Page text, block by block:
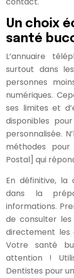
Un choix
santé
L’annuaire
surtout dans
personnes
numériques.
ses limites et
disponibles
personnalisée.
méthodes
Postal] qui
En définitive, la
dans la
informations.
de consulter
directement les
Votre santé
attention !
Dentistes pour